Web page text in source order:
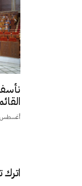
أغسطس 7, 2026
اترك